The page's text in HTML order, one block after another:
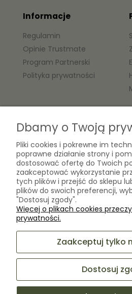
Informacje
Regulamin
Opinie Trustmate
Program Partnerski
Polityka prywatności
O nas
Kontakt
Biogram Henryk Różański
Blog
O firmie
Dbamy o Twoją
Pliki cookies i pokrewne im
poprawne działanie strony i
dostosować ofertę do Twoich
zaakceptować wykorzystanie
tych plików i przejść do sklepu
plików do swoich preferencji,
"Dostosuj zgody".
Więcej o plikach cookies
prywatności.
Zaakceptuj tylko
Dostosuj